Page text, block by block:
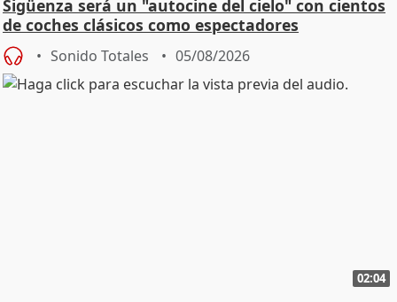
Sigüenza será un "autocine del cielo" con cientos
de coches clásicos como espectadores
Sonido Totales 05/08/2026
02:04